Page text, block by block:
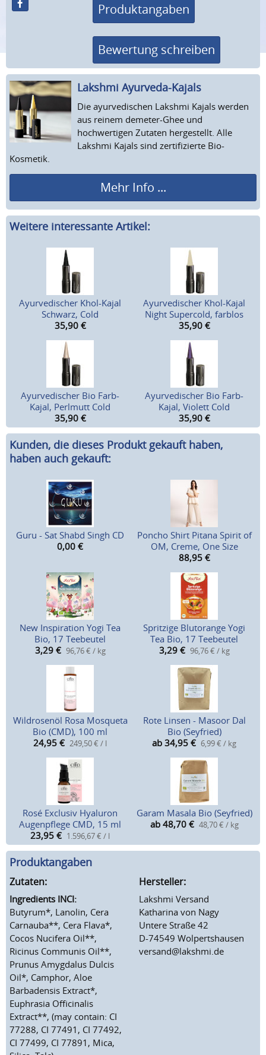
Produktangaben
Bewertung schreiben
Lakshmi Ayurveda-Kajals
Die ayurvedischen Lakshmi Kajals werden
aus reinem demeter-Ghee und
hochwertigen Zutaten hergestellt. Alle
Lakshmi Kajals sind zertifizierte Bio-
Kosmetik.
Mehr Info ...
Weitere interessante Artikel:
Ayurvedischer Khol-Kajal
Schwarz, Cold
35,90 €
Ayurvedischer Khol-Kajal
Night Supercold, farblos
35,90 €
Ayurvedischer Bio Farb-
Kajal, Perlmutt Cold
35,90 €
Ayurvedischer Bio Farb-
Kajal, Violett Cold
35,90 €
Kunden, die dieses Produkt gekauft haben,
haben auch gekauft:
Guru - Sat Shabd Singh CD
0,00 €
Poncho Shirt Pitana Spirit of
OM, Creme, One Size
88,95 €
New Inspiration Yogi Tea
Bio, 17 Teebeutel
3,29 € 96,76 € / kg
Spritzige Blutorange Yogi
Tea Bio, 17 Teebeutel
3,29 € 96,76 € / kg
Wildrosenöl Rosa Mosqueta
Bio (CMD), 100 ml
24,95 € 249,50 € / l
Rote Linsen - Masoor Dal
Bio (Seyfried)
ab 34,95 € 6,99 € / kg
Rosé Exclusiv Hyaluron
Augenpflege CMD, 15 ml
23,95 € 1.596,67 € / l
Garam Masala Bio (Seyfried)
ab 48,70 € 48,70 € / kg
Produktangaben
Zutaten:
Ingredients INCI:
Butyrum*, Lanolin, Cera
Carnauba**, Cera Flava*,
Cocos Nucifera Oil**,
Ricinus Communis Oil**,
Prunus Amygdalus Dulcis
Oil*, Camphor, Aloe
Barbadensis Extract*,
Euphrasia Officinalis
Extract**, (may contain: CI
77288, CI 77491, CI 77492,
CI 77499, CI 77891, Mica,
Hersteller:
Lakshmi Versand
Katharina von Nagy
Untere Straße 42
D-74549 Wolpertshausen
versand@lakshmi.de